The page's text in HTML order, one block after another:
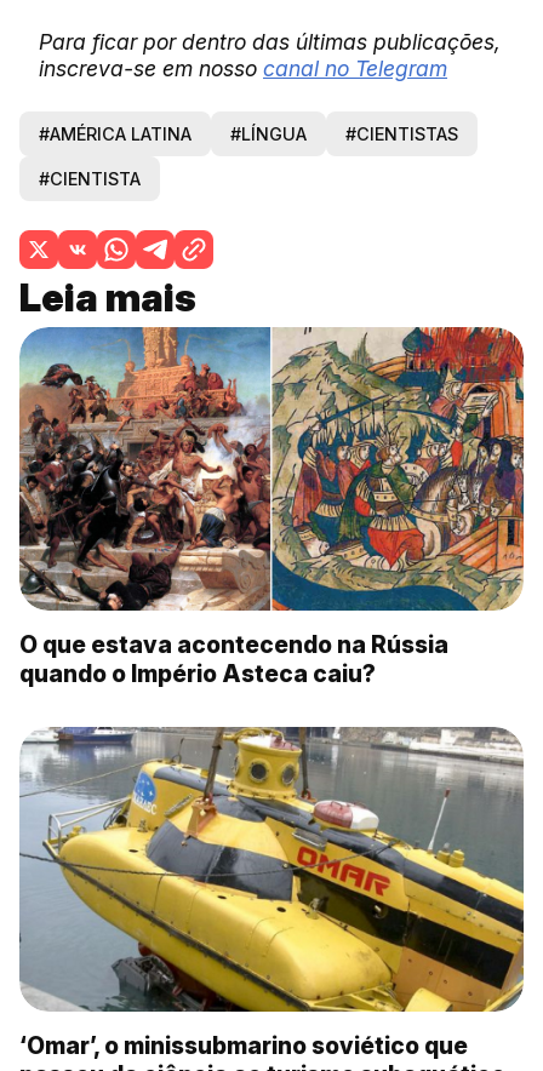
Para ficar por dentro das últimas publicações,
inscreva-se em nosso canal no Telegram
#AMÉRICA LATINA #LÍNGUA #CIENTISTAS
#CIENTISTA
Leia mais
O que estava acontecendo na Rússia
quando o Império Asteca caiu?
‘Omar’, o minissubmarino soviético que